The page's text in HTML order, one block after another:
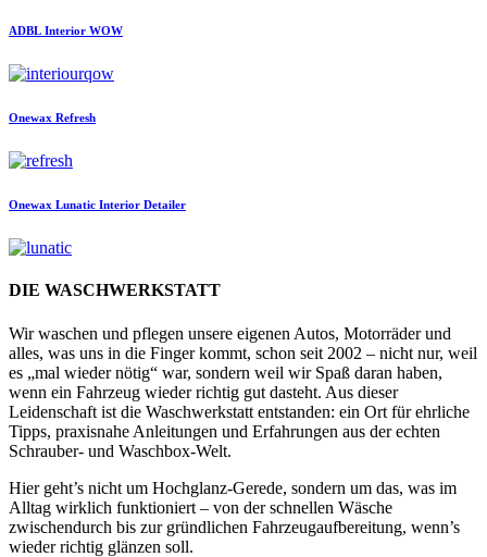
ADBL Interior WOW
Onewax Refresh
Onewax Lunatic Interior Detailer
DIE WASCHWERKSTATT
Wir waschen und pflegen unsere eigenen Autos, Motorräder und
alles, was uns in die Finger kommt, schon seit 2002 – nicht nur, weil
es „mal wieder nötig“ war, sondern weil wir Spaß daran haben,
wenn ein Fahrzeug wieder richtig gut dasteht. Aus dieser
Leidenschaft ist die Waschwerkstatt entstanden: ein Ort für ehrliche
Tipps, praxisnahe Anleitungen und Erfahrungen aus der echten
Schrauber- und Waschbox-Welt.
Hier geht’s nicht um Hochglanz-Gerede, sondern um das, was im
Alltag wirklich funktioniert – von der schnellen Wäsche
zwischendurch bis zur gründlichen Fahrzeugaufbereitung, wenn’s
wieder richtig glänzen soll.